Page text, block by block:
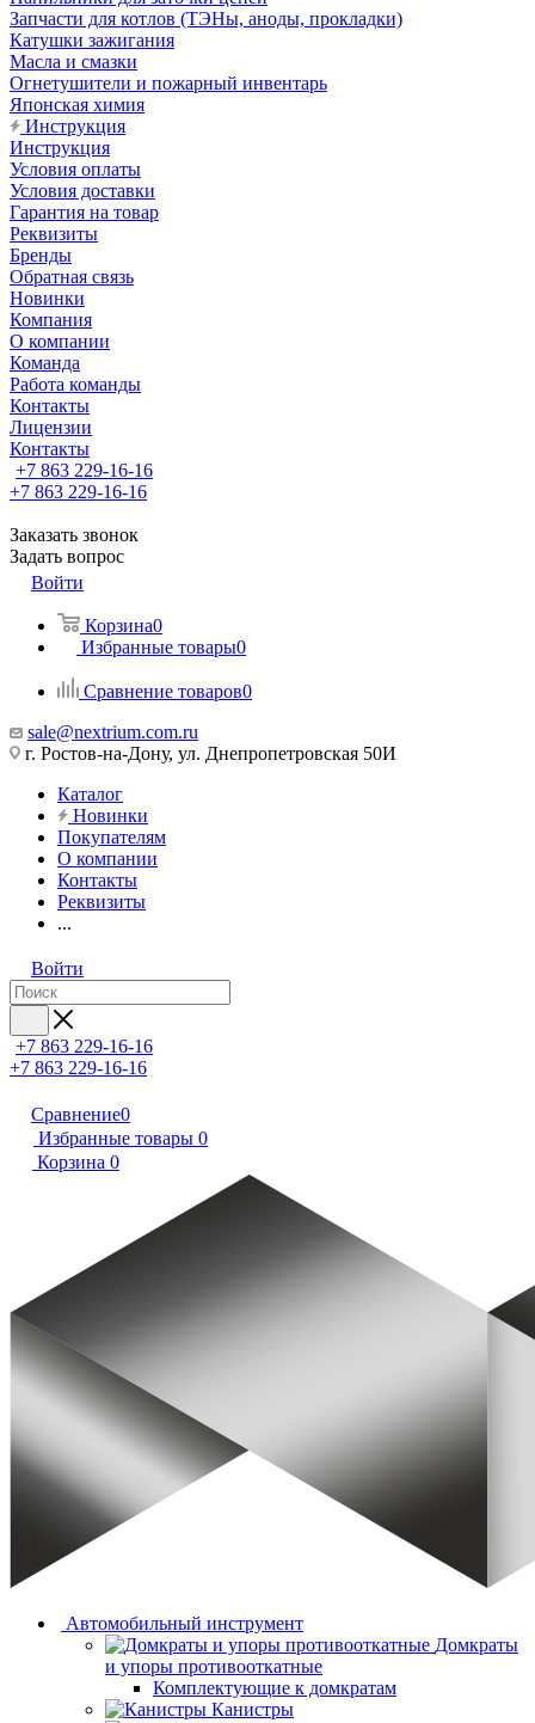
Запчасти для котлов (ТЭНы, аноды, прокладки)
Катушки зажигания
Масла и смазки
Огнетушители и пожарный инвентарь
Японская химия
Инструкция
Инструкция
Условия оплаты
Условия доставки
Гарантия на товар
Реквизиты
Бренды
Обратная связь
Новинки
Компания
О компании
Команда
Работа команды
Контакты
Лицензии
Контакты
+7 863 229-16-16
+7 863 229-16-16
Заказать звонок
Задать вопрос
Войти
Корзина0
Избранные товары0
Сравнение товаров0
sale@nextrium.com.ru
г. Ростов-на-Дону, ул. Днепропетровская 50И
Каталог
Новинки
Покупателям
О компании
Контакты
Реквизиты
...
Войти
+7 863 229-16-16
+7 863 229-16-16
Сравнение0
Избранные товары 0
Корзина 0
Автомобильный инструмент
Домкраты
и упоры противооткатные
Комплектующие к домкратам
Канистры